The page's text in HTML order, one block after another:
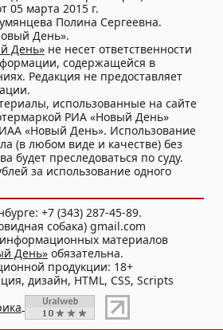
05 марта 2015 г.
Полина Сергеевна.
День».
День» не несет ответственности
содержащейся в
Редакция не предоставляет
использованные на сайте
РИА «Новый День»
«Новый День». Использование
(в любом виде и качестве) без
будет преследоваться по суду.
за использование одного
+7 (343) 287-45-89.
собака) gmail.com
материалов
День» обязательна.
продукции: 18+
дизайн, HTML, CSS, Scripts